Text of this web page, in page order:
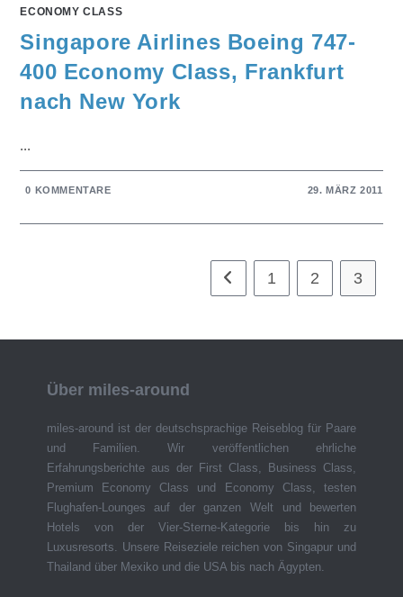
ECONOMY CLASS
Singapore Airlines Boeing 747-
400 Economy Class, Frankfurt
nach New York
...
0 KOMMENTARE 29. MÄRZ 2011
Gehe zur vorherigen Seite
1 2 3
Über miles-around
miles-around ist der deutschsprachige Reiseblog für Paare
und Familien. Wir veröffentlichen ehrliche
Erfahrungsberichte aus der First Class, Business Class,
Premium Economy Class und Economy Class, testen
Flughafen-Lounges auf der ganzen Welt und bewerten
Hotels von der Vier-Sterne-Kategorie bis hin zu
Luxusresorts. Unsere Reiseziele reichen von Singapur und
Thailand über Mexiko und die USA bis nach Ägypten.